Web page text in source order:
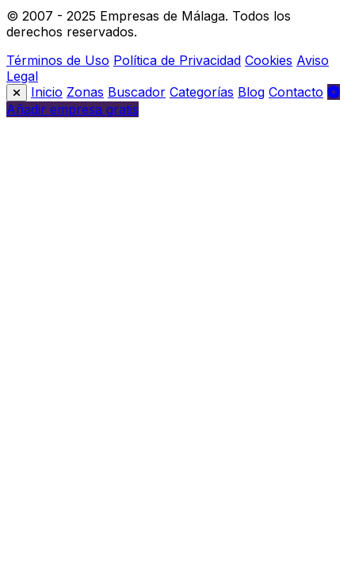
© 2007 - 2025 Empresas de Málaga. Todos los
derechos reservados.
Términos de Uso Política de Privacidad Cookies Aviso
Legal
Inicio Zonas Buscador Categorías Blog Contacto
Añadir empresa gratis